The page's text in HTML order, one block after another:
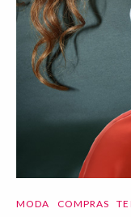
MODA COMPRAS